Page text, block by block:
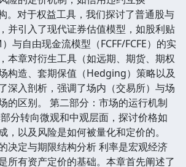
。对于权益工具，我们探讨了普通股与
并引入了现代证券估值模型，如股利贴
与自由现金流模型（FCFF/FCFE）的实
本章对衍生工具（如远期、期货、期权
构造、套期保值（Hedging）策略以及
深入剖析，强调了场内（交易所）与场
的区别。 第二部分：市场的运行机制
分转向微观和中观层面，探讨价格如
，以及风险是如何被量化和定价的。
决定与期限结构分析 利率是宏观经济
所有资产定价的基础。本章首先阐述了